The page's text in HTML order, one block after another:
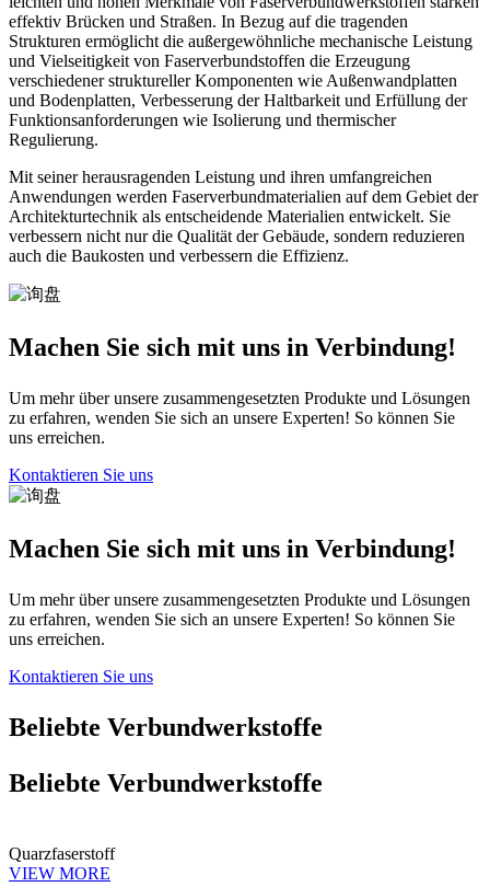
effektiv Brücken und Straßen. In Bezug auf die tragenden
Strukturen ermöglicht die außergewöhnliche mechanische Leistung
und Vielseitigkeit von Faserverbundstoffen die Erzeugung
verschiedener struktureller Komponenten wie Außenwandplatten
und Bodenplatten, Verbesserung der Haltbarkeit und Erfüllung der
Funktionsanforderungen wie Isolierung und thermischer
Regulierung.
Mit seiner herausragenden Leistung und ihren umfangreichen
Anwendungen werden Faserverbundmaterialien auf dem Gebiet der
Architekturtechnik als entscheidende Materialien entwickelt. Sie
verbessern nicht nur die Qualität der Gebäude, sondern reduzieren
auch die Baukosten und verbessern die Effizienz.
Machen Sie sich mit uns in Verbindung!
Um mehr über unsere zusammengesetzten Produkte und Lösungen
zu erfahren, wenden Sie sich an unsere Experten! So können Sie
uns erreichen.
Kontaktieren Sie uns
Machen Sie sich mit uns in Verbindung!
Um mehr über unsere zusammengesetzten Produkte und Lösungen
zu erfahren, wenden Sie sich an unsere Experten! So können Sie
uns erreichen.
Kontaktieren Sie uns
Beliebte Verbundwerkstoffe
Beliebte Verbundwerkstoffe
Quarzfaserstoff
VIEW MORE